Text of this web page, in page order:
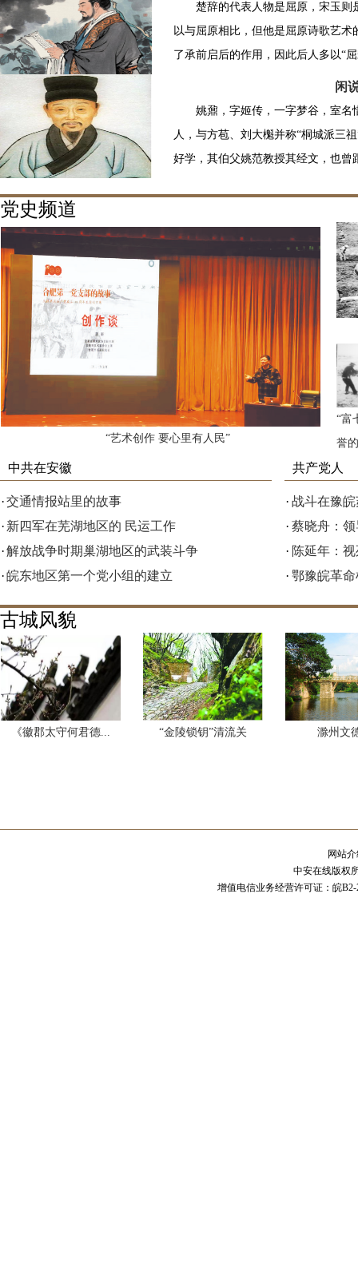
楚辞的代表人物是屈原，宋玉则
以与屈原相比，但他是屈原诗歌艺
了承前启后的作用，因此后人多以“
闲
姚鼐，字姬传，一字梦谷，室名
人，与方苞、刘大櫆并称“桐城派三
好学，其伯父姚范教授其经文，也曾
党史频道
“艺术创作 要心里有人民”
“富
誉
中共在安徽
·交通情报站里的故事
· 新四军在芜湖地区的 民运工作
·解放战争时期巢湖地区的武装斗争
·皖东地区第一个党小组的建立
共产党人
· 战斗在豫
· 蔡晓舟：
· 陈延年：
· 鄂豫皖革
古城风貌
《徽郡太守何君德... “金陵锁钥”清流关 滁州文
网站
中安在线版权
增值电信业务经营许可证：皖